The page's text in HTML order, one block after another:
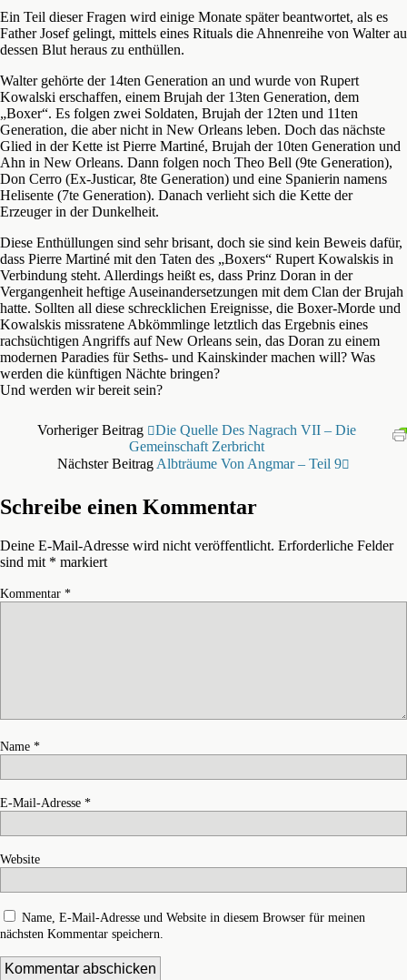
Ein Teil dieser Fragen wird einige Monate später beantwortet, als es
Father Josef gelingt, mittels eines Rituals die Ahnenreihe von Walter au
dessen Blut heraus zu enthüllen.
Walter gehörte der 14ten Generation an und wurde von Rupert
Kowalski erschaffen, einem Brujah der 13ten Generation, dem
„Boxer“. Es folgen zwei Soldaten, Brujah der 12ten und 11ten
Generation, die aber nicht in New Orleans leben. Doch das nächste
Glied in der Kette ist Pierre Martiné, Brujah der 10ten Generation und
Ahn in New Orleans. Dann folgen noch Theo Bell (9te Generation),
Don Cerro (Ex-Justicar, 8te Generation) und eine Spanierin namens
Helisente (7te Generation). Danach verlieht sich die Kette der
Erzeuger in der Dunkelheit.
Diese Enthüllungen sind sehr brisant, doch sie sind kein Beweis dafür,
dass Pierre Martiné mit den Taten des „Boxers“ Rupert Kowalskis in
Verbindung steht. Allerdings heißt es, dass Prinz Doran in der
Vergangenheit heftige Auseinandersetzungen mit dem Clan der Brujah
hatte. Sollten all diese schrecklichen Ereignisse, die Boxer-Morde und
Kowalskis missratene Abkömmlinge letztlich das Ergebnis eines
rachsüchtigen Angriffs auf New Orleans sein, das Doran zu einem
modernen Paradies für Seths- und Kainskinder machen will? Was
werden die künftigen Nächte bringen?
Und werden wir bereit sein?
Vorheriger Beitrag
Die Quelle Des Nagrach VII – Die
Gemeinschaft Zerbricht
Nächster Beitrag Albträume Von Angmar – Teil 9
Schreibe einen Kommentar
Deine E-Mail-Adresse wird nicht veröffentlicht. Erforderliche Felder
sind mit * markiert
Kommentar *
Name *
E-Mail-Adresse *
Website
Name, E-Mail-Adresse und Website in diesem Browser für meinen
nächsten Kommentar speichern.